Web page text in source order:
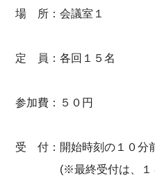
場 所：会議室１
定 員：各回１５名
参加費：５０円
受 付：開始時刻の１０分
(※最終受付は、１４